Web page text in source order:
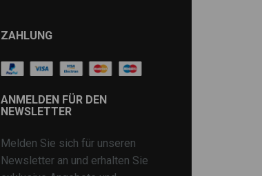
ZAHLUNG
ANMELDEN FÜR DEN
NEWSLETTER
Melden Sie sich für unseren
Newsletter an und erhalten Sie